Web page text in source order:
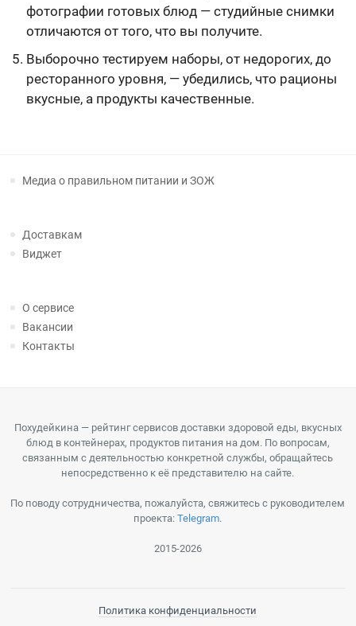
фотографии готовых блюд — студийные снимки
отличаются от того, что вы получите.
Выборочно тестируем наборы, от недорогих, до
ресторанного уровня, — убедились, что рационы
вкусные, а продукты качественные.
Медиа о правильном питании и ЗОЖ
Доставкам
Виджет
О сервисе
Вакансии
Контакты
Похудейкина — рейтинг сервисов доставки здоровой еды, вкусных
блюд в контейнерах, продуктов питания на дом. По вопросам,
связанным с деятельностью конкретной службы, обращайтесь
непосредственно к её представителю на сайте.
По поводу сотрудничества, пожалуйста, свяжитесь с руководителем
проекта:Telegram.
2015-2026
Политика конфиденциальности